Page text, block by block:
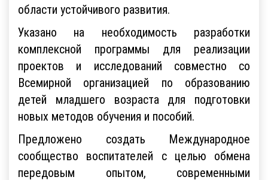
области устойчивого развития.
Указано на необходимость разработки
комплексной программы для реализации
проектов и исследований совместно со
Всемирной организацией по образованию
детей младшего возраста для подготовки
новых методов обучения и пособий.
Предложено создать Международное
сообщество воспитателей с целью обмена
передовым опытом, современными